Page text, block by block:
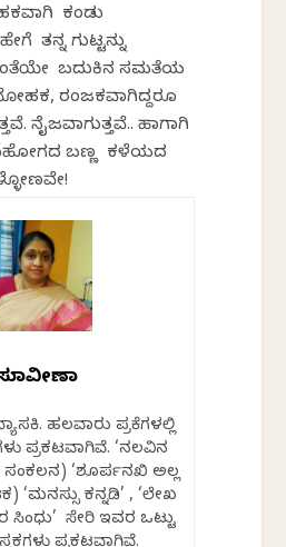
ಕಂಡು
ತನ್ನ ಗುಟ್ಟನ್ನು
ಬದುಕಿನ ಸಮತೆಯ
ರಂಜಕವಾಗಿದ್ದರೂ
ನೈಜವಾಗುತ್ತವೆ.. ಹಾಗಾಗಿ
ಬಣ್ಣ ಕಳೆಯದ
ಹಲವಾರು ಪತ್ರಿಕೆಗಳಲ್ಲಿ
ಪ್ರಕಟವಾಗಿವೆ. ‘ನಲವಿನ
ಸಂಕಲನ) ‘ಶೂರ್ಪನಖಿ ಅಲ್ಲ
‘ಮನಸ್ಸು ಕನ್ನಡಿ’ , ‘ಲೇಖ
ಸಿಂಧು’ ಸೇರಿ ಇವರ ಒಟ್ಟು